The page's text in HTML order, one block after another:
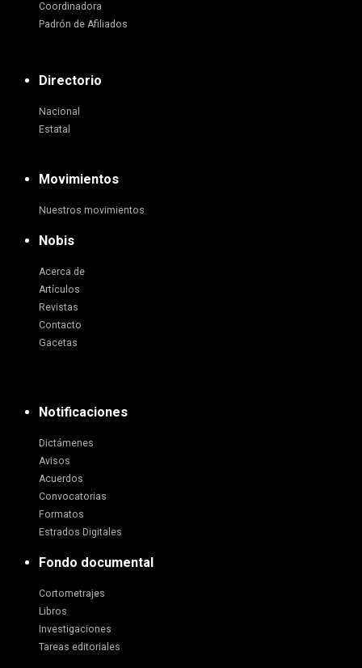
Coordinadora
Padrón de Afiliados
Directorio
Nacional
Estatal
Movimientos
Nuestros movimientos
Nobis
Acerca de
Artículos
Revistas
Contacto
Gacetas
Notificaciones
Dictámenes
Avisos
Acuerdos
Convocatorias
Formatos
Estrados Digitales
Fondo documental
Cortometrajes
Libros
Investigaciones
Tareas editoriales